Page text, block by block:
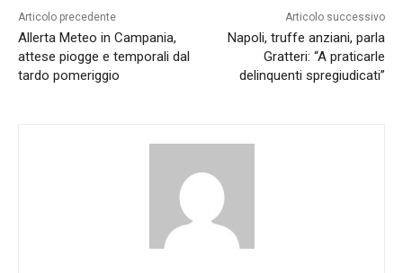
Articolo precedente
Allerta Meteo in Campania,
attese piogge e temporali dal
tardo pomeriggio
Articolo successivo
Napoli, truffe anziani, parla
Gratteri: “A praticarle
delinquenti spregiudicati”